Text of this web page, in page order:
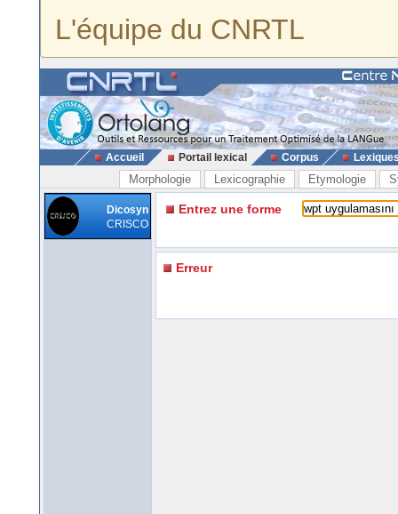
L'équipe du CNRTL
Accueil Portail lexical Corpus
Morphologie Lexicographie Etymologie
Dicosyn
CRISCO
Entrez une forme
Erreur